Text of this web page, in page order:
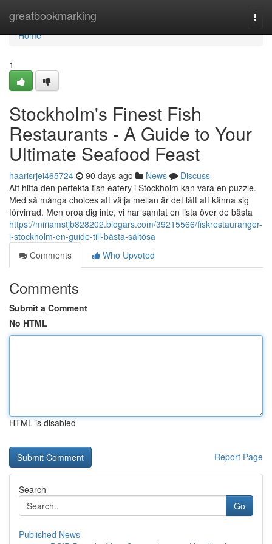
greatbookmarking
Home
Home
1
Stockholm's Finest Fish
Restaurants - A Guide to Your
Ultimate Seafood Feast
haarisrjei465724 90 days ago News
Discuss
Att hitta den perfekta fish eatery i Stockholm kan vara en puzzle.
Med så många choices att välja mellan är det lätt att känna sig
förvirrad. Men oroa dig inte, vi har samlat en lista över de bästa
https://miriamstjb828202.blogars.com/39215566/fiskrestauranger-
i-stockholm-en-guide-till-bästa-sältösa
Comments
Who Upvoted
Comments
Submit a Comment
No HTML
HTML is disabled
Report Page
Search
Go
Published News